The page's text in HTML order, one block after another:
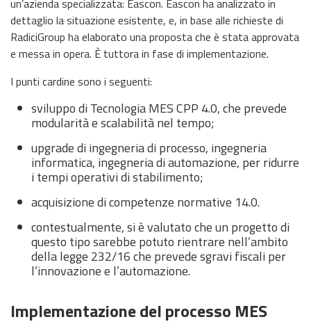
un’azienda specializzata: Eascon. Eascon ha analizzato in
dettaglio la situazione esistente, e, in base alle richieste di
RadiciGroup ha elaborato una proposta che è stata approvata
e messa in opera. È tuttora in fase di implementazione.
I punti cardine sono i seguenti:
sviluppo di Tecnologia MES CPP 4.0, che prevede
modularità e scalabilità nel tempo;
upgrade di ingegneria di processo, ingegneria
informatica, ingegneria di automazione, per ridurre
i tempi operativi di stabilimento;
acquisizione di competenze normative 14.0.
contestualmente, si è valutato che un progetto di
questo tipo sarebbe potuto rientrare nell’ambito
della legge 232/16 che prevede sgravi fiscali per
l’innovazione e l’automazione.
Implementazione del processo MES